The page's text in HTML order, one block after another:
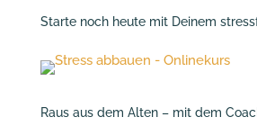
Starte noch heute mit Deinem
Raus aus dem Alten – mit dem